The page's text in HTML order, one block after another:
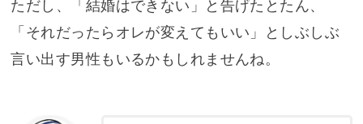
ただし、「結婚はできない」と告げたとたん、
「それだったらオレが変えてもいい」としぶしぶ
言い出す男性もいるかもしれませんね。